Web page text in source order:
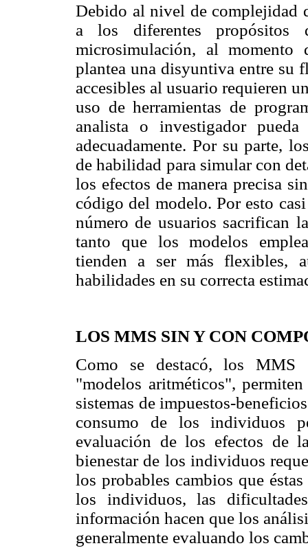
Debido al nivel de complejidad
a los diferentes propósitos
microsimulación, al momento
plantea una disyuntiva entre su
accesibles al usuario requieren
uso de herramientas de
analista o investigador
adecuadamente. Por su parte,
de habilidad para simular con
los efectos de manera precisa
código del modelo. Por esto
número de usuarios sacrifican
tanto que los modelos
tienden a ser más flexibles,
habilidades en su correcta
LOS MMS SIN Y CON
Como se destacó, los MMS
"modelos aritméticos",
sistemas de impuestos-
consumo de los individuos
evaluación de los efectos de
bienestar de los individuos
los probables cambios que
los individuos, las
información hacen que los
generalmente evaluando los